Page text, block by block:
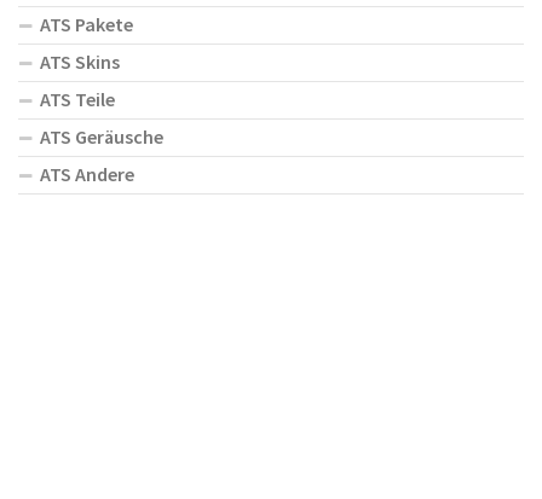
ATS Pakete
ATS Skins
ATS Teile
ATS Geräusche
ATS Andere